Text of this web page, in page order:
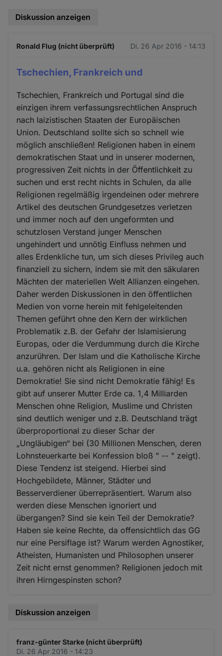
Diskussion anzeigen
Ronald Flug (nicht überprüft) Di. 26 Apr 2016 - 14:13
Tschechien, Frankreich und
Tschechien, Frankreich und Portugal sind die
einzigen ihrem verfassungsrechtlichen Anspruch
nach laizistischen Staaten der Europäischen
Union. Deutschland sollte sich so schnell wie
möglich anschließen! Religionen haben in einem
demokratischen Staat und in unserer modernen,
progressiven Zeit nichts in der Öffentlichkeit zu
suchen und erst recht nichts in Schulen, da alle
Religionen regelmäßig irgendeinen oder mehrere
Artikel des deutschen Grundgesetzes verletzen
und immer noch auf den ungeformten und
schutzlosen Verstand junger Menschen
ungehindert und unnötig Einfluss nehmen und
alles Erdenkliche tun, um sich dieses Privileg auch
finanziell zu sichern, indem sie mit den säkularen
Mächten der materiellen Welt Allianzen eingehen.
Daher werden Diskussionen in den öffentlichen
Medien von vorne herein mit fehlgeleitenden
Themen geführt ohne den Kern der wirklichen
Problematik z.B. der Gefahr der Islamisierung
Europas, oder die Verdummung durch die Kirche
anzurühren. Der Islam und die Katholische Kirche
u.a. gehören nicht als Religionen in eine
Demokratie! Sie sind nicht Demokratie fähig! Es
gibt auf unserer Mutter Erde ca. 1,4 Milliarden
Menschen ohne Religion, Muslime und Christen
sind deutlich weniger und z.B. Deutschland trägt
überproportional zu dieser Schar der
„Ungläubigen“ bei (30 Millionen Menschen, deren
Lohnsteuerkarte bei Konfession bloß " -- " zeigt).
Diese Tendenz ist steigend. Hierbei sind
Hochgebildete, Männer, Städter und
Besserverdiener überrepräsentiert. Warum also
werden diese Menschen ignoriert und
übergangen? Sind sie kein Teil der Demokratie?
Haben sie keine Rechte, da offensichtlich das GG
nur eine Persiflage ist? Warum werden Agnostiker,
Atheisten, Humanisten und Philosophen unserer
Zeit nicht ernst genommen? Religionen jedoch mit
ihren Hirngespinsten schon?
Diskussion anzeigen
franz-günter Starke (nicht überprüft)
Di. 26 Apr 2016 - 14:23